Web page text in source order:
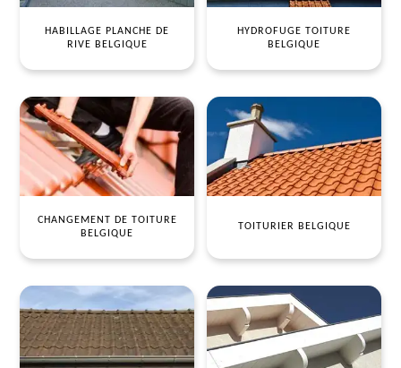
HABILLAGE PLANCHE DE
RIVE BELGIQUE
HYDROFUGE TOITURE
BELGIQUE
CHANGEMENT DE TOITURE
BELGIQUE
TOITURIER BELGIQUE